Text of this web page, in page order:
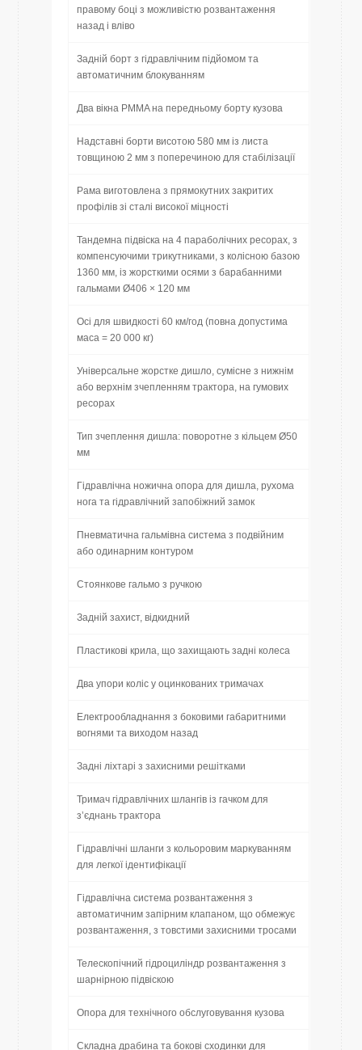
правому боці з можливістю розвантаження
назад і вліво
Задній борт з гідравлічним підйомом та
автоматичним блокуванням
Два вікна PMMA на передньому борту кузова
Надставні борти висотою 580 мм із листа
товщиною 2 мм з поперечиною для стабілізації
Рама виготовлена з прямокутних закритих
профілів зі сталі високої міцності
Тандемна підвіска на 4 параболічних ресорах, з
компенсуючими трикутниками, з колісною базою
1360 мм, із жорсткими осями з барабанними
гальмами Ø406 × 120 мм
Осі для швидкості 60 км/год (повна допустима
маса = 20 000 кг)
Універсальне жорстке дишло, сумісне з нижнім
або верхнім зчепленням трактора, на гумових
ресорах
Тип зчеплення дишла: поворотне з кільцем Ø50
мм
Гідравлічна ножична опора для дишла, рухома
нога та гідравлічний запобіжний замок
Пневматична гальмівна система з подвійним
або одинарним контуром
Стоянкове гальмо з ручкою
Задній захист, відкидний
Пластикові крила, що захищають задні колеса
Два упори коліс у оцинкованих тримачах
Електрообладнання з боковими габаритними
вогнями та виходом назад
Задні ліхтарі з захисними решітками
Тримач гідравлічних шлангів із гачком для
з’єднань трактора
Гідравлічні шланги з кольоровим маркуванням
для легкої ідентифікації
Гідравлічна система розвантаження з
автоматичним запірним клапаном, що обмежує
розвантаження, з товстими захисними тросами
Телескопічний гідроциліндр розвантаження з
шарнірною підвіскою
Опора для технічного обслуговування кузова
Складна драбина та бокові сходинки для